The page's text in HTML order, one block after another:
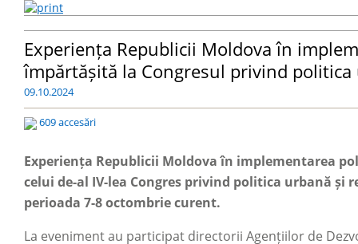
Experiența Republicii Moldova în
împărtășită la Congresul privind
09.10.2024
609 accesări
Experiența Republicii Moldova în implementarea
celui de-al IV-lea Congres privind politica urbană
perioada 7-8 octombrie curent.
La eveniment au participat directorii Agențiilor de